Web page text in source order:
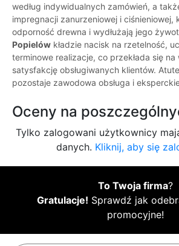
według indywidualnych zamówień, a
impregnacji zanurzeniowej i ciśnieniowej,
odporność drewna i wydłużają jego
Popielów kładzie nacisk na rzetelność,
terminowe realizacje, co przekłada się na
satysfakcję obsługiwanych klientów.
pozostaje zawodowa obsługa i
Oceny na
Tylko zalogowani użytkownicy
danych. Kliknij, aby się
To Twoja firma?
Gratulacje! Sprawdź jak
promocyjne!